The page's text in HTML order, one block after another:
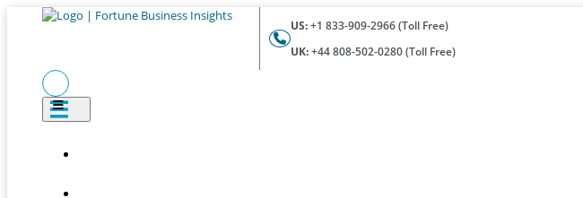
US:+1 833-909-2966 (Toll Free)
UK:+44 808-502-0280 (Toll Free)